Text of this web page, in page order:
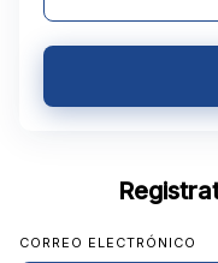
CORREO ELECTRÓNICO